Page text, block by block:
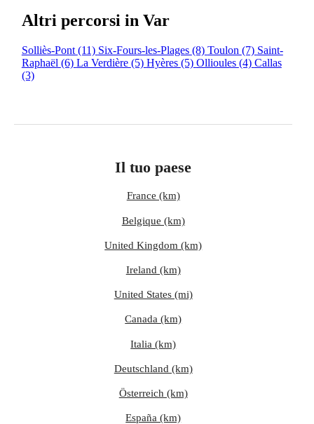
Altri percorsi in Var
Solliès-Pont (11) Six-Fours-les-Plages (8) Toulon (7) Saint-
Raphaël (6) La Verdière (5) Hyères (5) Ollioules (4) Callas
(3)
Il tuo paese
France (km)
Belgique (km)
United Kingdom (km)
Ireland (km)
United States (mi)
Canada (km)
Italia (km)
Deutschland (km)
Österreich (km)
España (km)